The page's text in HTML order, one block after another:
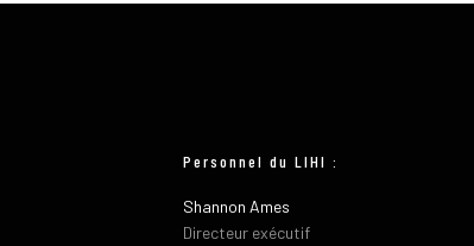
Personnel du LIHI :
Shannon Ames
Directeur exécutif